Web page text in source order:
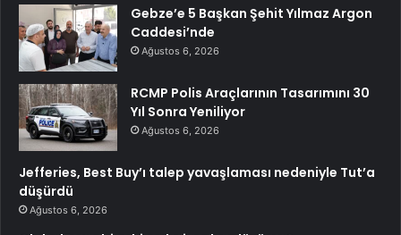
Gebze’e 5 Başkan Şehit Yılmaz Argon
Caddesi’nde
Ağustos 6, 2026
RCMP Polis Araçlarının Tasarımını 30
Yıl Sonra Yeniliyor
Ağustos 6, 2026
Jefferies, Best Buy’ı talep yavaşlaması nedeniyle Tut’a
düşürdü
Ağustos 6, 2026